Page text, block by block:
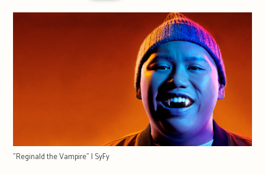
"Reginald the Vampire" | SyFy